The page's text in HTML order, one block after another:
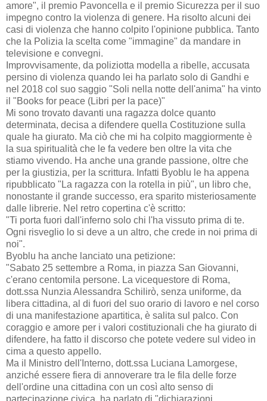
amore", il premio Pavoncella e il premio Sicurezza per il suo
impegno contro la violenza di genere. Ha risolto alcuni dei
casi di violenza che hanno colpito l'opinione pubblica. Tanto
che la Polizia la scelta come "immagine" da mandare in
televisione e convegni.
Improvvisamente, da poliziotta modella a ribelle, accusata
persino di violenza quando lei ha parlato solo di Gandhi e
nel 2018 col suo saggio "Soli nella notte dell'anima" ha vinto
il "Books for peace (Libri per la pace)"
Mi sono trovato davanti una ragazza dolce quanto
determinata, decisa a difendere quella Costituzione sulla
quale ha giurato. Ma ciò che mi ha colpito maggiormente è
la sua spiritualità che le fa vedere ben oltre la vita che
stiamo vivendo. Ha anche una grande passione, oltre che
per la giustizia, per la scrittura. Infatti Byoblu le ha appena
ripubblicato "La ragazza con la rotella in più", un libro che,
nonostante il grande successo, era sparito misteriosamente
dalle librerie. Nel retro copertina c'è scritto:
"Ti porta fuori dall'inferno solo chi l'ha vissuto prima di te.
Ogni risveglio lo si deve a un altro, che crede in noi prima di
noi".
Byoblu ha anche lanciato una petizione:
"Sabato 25 settembre a Roma, in piazza San Giovanni,
c'erano centomila persone. La vicequestore di Roma,
dott.ssa Nunzia Alessandra Schilirò, senza uniforme, da
libera cittadina, al di fuori del suo orario di lavoro e nel corso
di una manifestazione apartitica, è salita sul palco. Con
coraggio e amore per i valori costituzionali che ha giurato di
difendere, ha fatto il discorso che potete vedere sul video in
cima a questo appello.
Ma il Ministro dell'Interno, dott.ssa Luciana Lamorgese,
anziché essere fiera di annoverare tra le fila delle forze
dell'ordine una cittadina con un così alto senso di